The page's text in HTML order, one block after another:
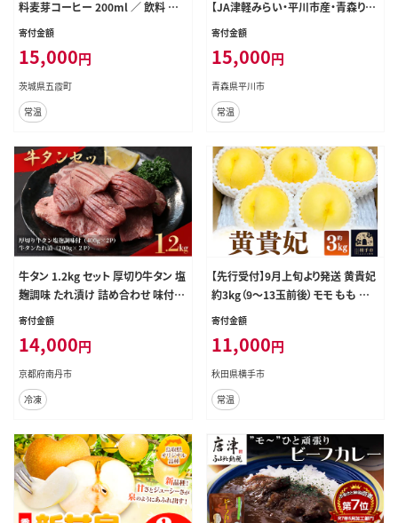
料麦芽コーヒー 200ml ／ 飲料 キッ
コーマン 健康 麦芽 コーヒー 豆乳飲
質 茨城県 五霞町【価格改定】
寄付金額
15,000円
茨城県五霞町
常温
【JA津軽みらい・平川市産・青森りん
ご・12月】
寄付金額
15,000円
青森県平川市
常温
牛タン 1.2kg セット 厚切り牛タン 塩
麹調味 たれ漬け 詰め合わせ 味付き
牛タン
寄付金額
14,000円
京都府南丹市
冷凍
【先行受付】9月上旬より発送 黄貴妃
約3kg（9～13玉前後）モモ もも 黄
色桃 [先行予約 もも モモ 黄桃 黄色
田県産]
寄付金額
11,000円
秋田県横手市
常温